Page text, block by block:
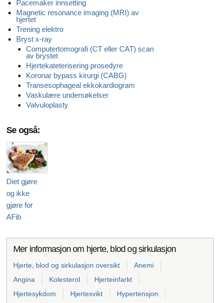
Pacemaker innsetting
Magnetic resonance imaging (MRI) av
hjertet
Trening elektro
Bryst x-ray
Computertomografi (CT eller CAT) scan
av brystet
Hjertekateterisering prosedyre
Koronar bypass kirurgi (CABG)
Transesophageal ekkokardiogram
Vaskulære undersøkelser
Valvuloplasty
Se også:
Diet gjøre
og ikke
gjøre for
AFib
Mer informasjon om hjerte, blod og sirkulasjon
Hjerte, blod og sirkulasjon oversikt
Anemi
Angina
Kolesterol
Hjerteinfarkt
Hjertesykdom
Hjertesvikt
Hypertensjon